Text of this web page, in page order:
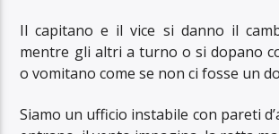
Il capitano e il vice si danno il
mentre gli altri a turno o si dopano
o vomitano come se non ci fosse un
Siamo un ufficio instabile con pareti